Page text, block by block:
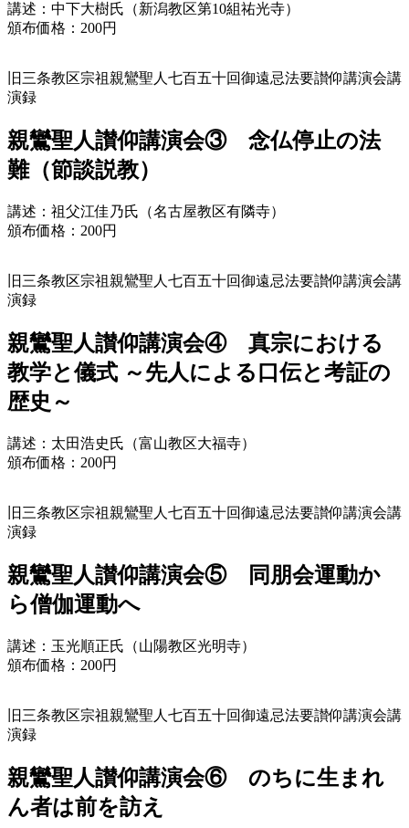
講述：中下大樹氏（新潟教区第10組祐光寺）
頒布価格：200円
旧三条教区宗祖親鸞聖人七百五十回御遠忌法要讃仰講演会講
演録
親鸞聖人讃仰講演会③ 念仏停止の法
難（節談説教）
講述：祖父江佳乃氏（名古屋教区有隣寺）
頒布価格：200円
旧三条教区宗祖親鸞聖人七百五十回御遠忌法要讃仰講演会講
演録
親鸞聖人讃仰講演会④ 真宗における
教学と儀式 ～先人による口伝と考証の
歴史～
講述：太田浩史氏（富山教区大福寺）
頒布価格：200円
旧三条教区宗祖親鸞聖人七百五十回御遠忌法要讃仰講演会講
演録
親鸞聖人讃仰講演会⑤ 同朋会運動か
ら僧伽運動へ
講述：玉光順正氏（山陽教区光明寺）
頒布価格：200円
旧三条教区宗祖親鸞聖人七百五十回御遠忌法要讃仰講演会講
演録
親鸞聖人讃仰講演会⑥ のちに生まれ
ん者は前を訪え